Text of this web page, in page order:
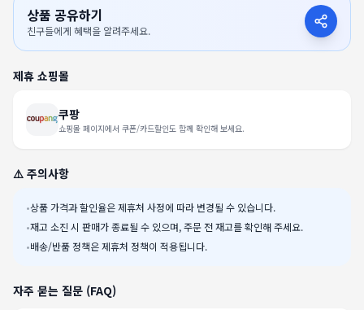
상품 공유하기
친구들에게 혜택을 알려주세요.
제휴 쇼핑몰
쿠팡
쇼핑몰 페이지에서 쿠폰/카드할인도 함께 확인해 보세요.
⚠️ 주의사항
•상품 가격과 할인율은 제휴처 사정에 따라 변경될 수 있습니다.
•재고 소진 시 판매가 종료될 수 있으며, 주문 전 재고를 확인해 주세요.
•배송/반품 정책은 제휴처 정책이 적용됩니다.
자주 묻는 질문 (FAQ)